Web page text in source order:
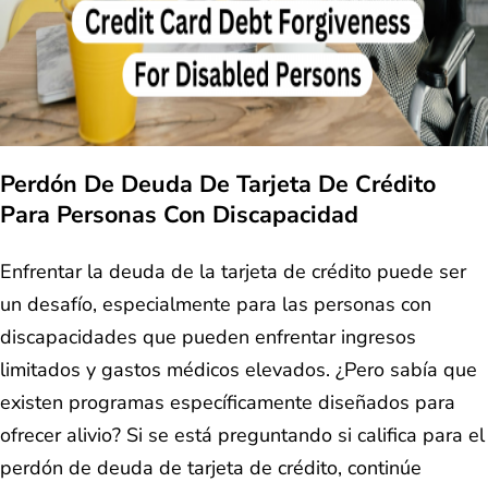
Perdón De Deuda De Tarjeta De Crédito
Para Personas Con Discapacidad
Enfrentar la deuda de la tarjeta de crédito puede ser
un desafío, especialmente para las personas con
discapacidades que pueden enfrentar ingresos
limitados y gastos médicos elevados. ¿Pero sabía que
existen programas específicamente diseñados para
ofrecer alivio? Si se está preguntando si califica para el
perdón de deuda de tarjeta de crédito, continúe